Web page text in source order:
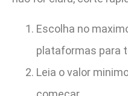
Escolha no
plataformas para
Leia o valor